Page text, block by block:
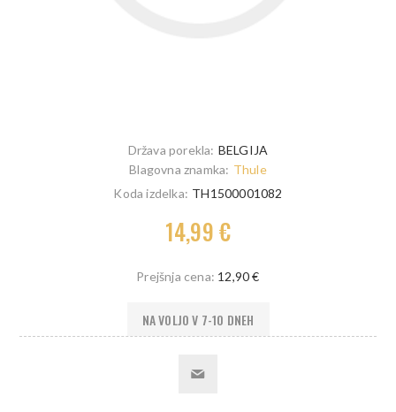
Država porekla: BELGIJA
Blagovna znamka: Thule
Koda izdelka: TH1500001082
14,99 €
Prejšnja cena: 12,90 €
NA VOLJO V 7-10 DNEH